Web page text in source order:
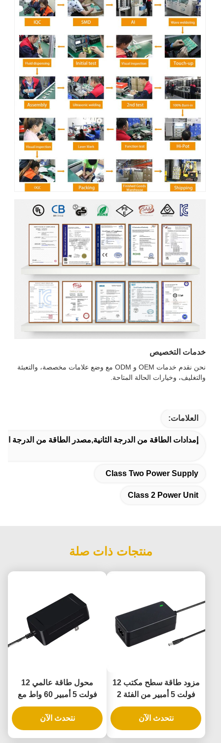
خدمات التخصيص
نحن نقدم خدمات OEM و ODM مع وضع علامات مخصصة، والتعبئة
والتغليف، وخيارات الحالة المتاحة.
العلامات:
إمدادات الطاقة من الدرجة الثانية,مصدر الطاقة من الدرجة
Class Two Power Supply
Class 2 Power Unit
منتجات ذات صلة
مزود طاقة سطح مكتب 12
فولت 5 أمبير من الفئة 2
UL مع ضمان لمدة 3 سنوات
وتوافق DOE VI
نتحدث الآن
محول طاقة عالمي 12
فولت 5 أمبير 60 واط مع
ضمان لمدة 3 سنوات لأضواء
حبال LED المرنةنتحدث الآن